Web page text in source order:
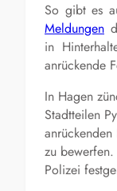
So gibt es
Meldungen
in
anrückende
In Hagen
Stadtteilen
zu
Polizei